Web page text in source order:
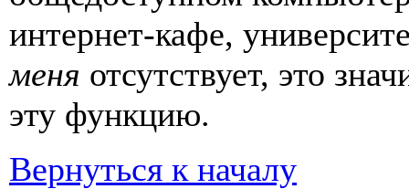
интернет-кафе,
меня отсутствует, это
эту функцию.
Вернуться к началу